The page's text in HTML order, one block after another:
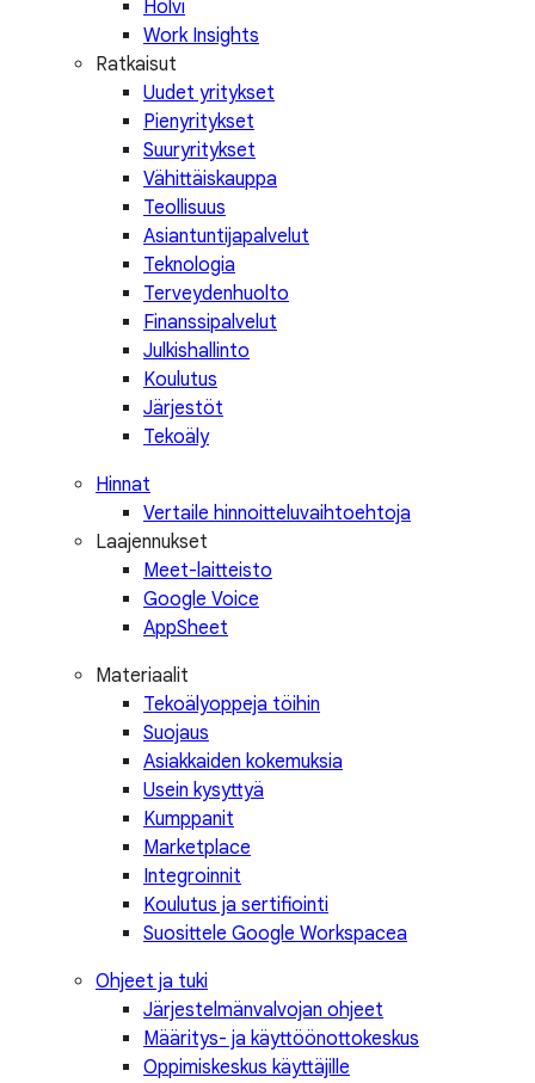
Holvi
Work Insights
Ratkaisut
Uudet yritykset
Pienyritykset
Suuryritykset
Vähittäiskauppa
Teollisuus
Asiantuntijapalvelut
Teknologia
Terveydenhuolto
Finanssipalvelut
Julkishallinto
Koulutus
Järjestöt
Tekoäly
Hinnat
Vertaile hinnoitteluvaihtoehtoja
Laajennukset
Meet-laitteisto
Google Voice
AppSheet
Materiaalit
Tekoälyoppeja töihin
Suojaus
Asiakkaiden kokemuksia
Usein kysyttyä
Kumppanit
Marketplace
Integroinnit
Koulutus ja sertifiointi
Suosittele Google Workspacea
Ohjeet ja tuki
Järjestelmänvalvojan ohjeet
Määritys- ja käyttöönottokeskus
Oppimiskeskus käyttäjille